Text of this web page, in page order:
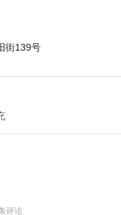
街139号
评论